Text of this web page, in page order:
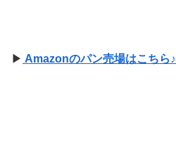
▶ Amazonのパン売場はこちら♪